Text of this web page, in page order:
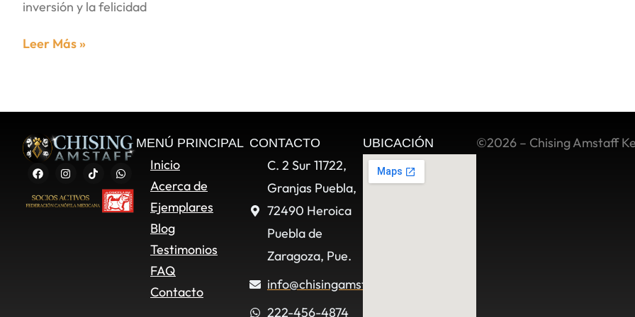
inversión y la felicidad
Leer Más »
MENÚ PRINCIPAL
Inicio
Acerca de
Ejemplares
Blog
Testimonios
FAQ
Contacto
CONTACTO
C. 2 Sur 11722,
Granjas Puebla,
72490 Heroica
Puebla de
Zaragoza, Pue.
info@chisingamstaff.com
222-456-4874
UBICACIÓN ©2026 – Chising Amstaff